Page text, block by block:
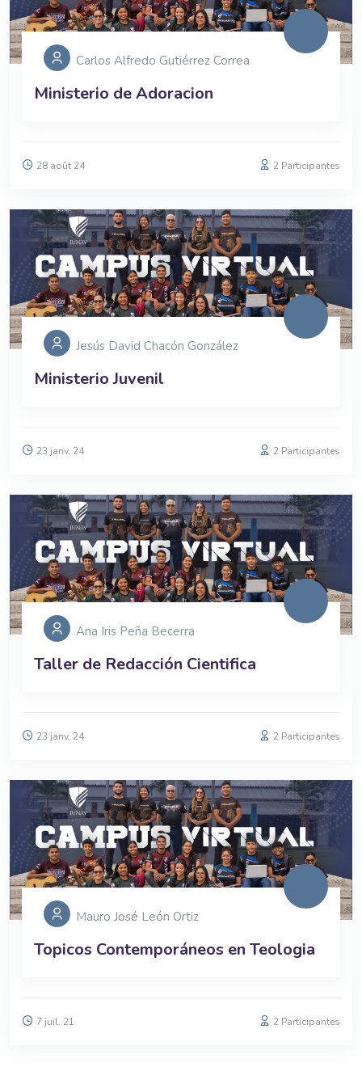
Carlos Alfredo Gutiérrez Correa
Ministerio de Adoracion
28 août 24 2 Participantes
Jesús David Chacón González
Ministerio Juvenil
23 janv. 24 2 Participantes
Ana Iris Peña Becerra
Taller de Redacción Cientifica
23 janv. 24 2 Participantes
Mauro José León Ortiz
Topicos Contemporáneos en Teologia
7 juil. 21 2 Participantes